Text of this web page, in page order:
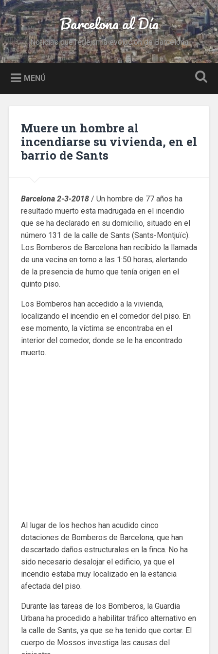
Saltar
al
contenido
Buscar Barcelona al Día
Noticias que reflejan la evolución de Barcelona
MENÚ
Muere un hombre al
incendiarse su vivienda, en el
barrio de Sants
Barcelona 2-3-2018/ Un hombre de 77 años ha
resultado muerto esta madrugada en el incendio
que se ha declarado en su domicilio, situado en el
número 131 de la calle de Sants (Sants-Montjuïc).
Los Bomberos de Barcelona han recibido la llamada
de una vecina en torno a las 1:50 horas, alertando
de la presencia de humo que tenía origen en el
quinto piso.
Los Bomberos han accedido a la vivienda,
localizando el incendio en el comedor del piso. En
ese momento, la víctima se encontraba en el
interior del comedor, donde se le ha encontrado
muerto.
Al lugar de los hechos han acudido cinco
dotaciones de Bomberos de Barcelona, que han
descartado daños estructurales en la finca. No ha
sido necesario desalojar el edificio, ya que el
incendio estaba muy localizado en la estancia
afectada del piso.
Durante las tareas de los Bomberos, la Guardia
Urbana ha procedido a habilitar tráfico alternativo en
la calle de Sants, ya que se ha tenido que cortar. El
cuerpo de Mossos investiga las causas del